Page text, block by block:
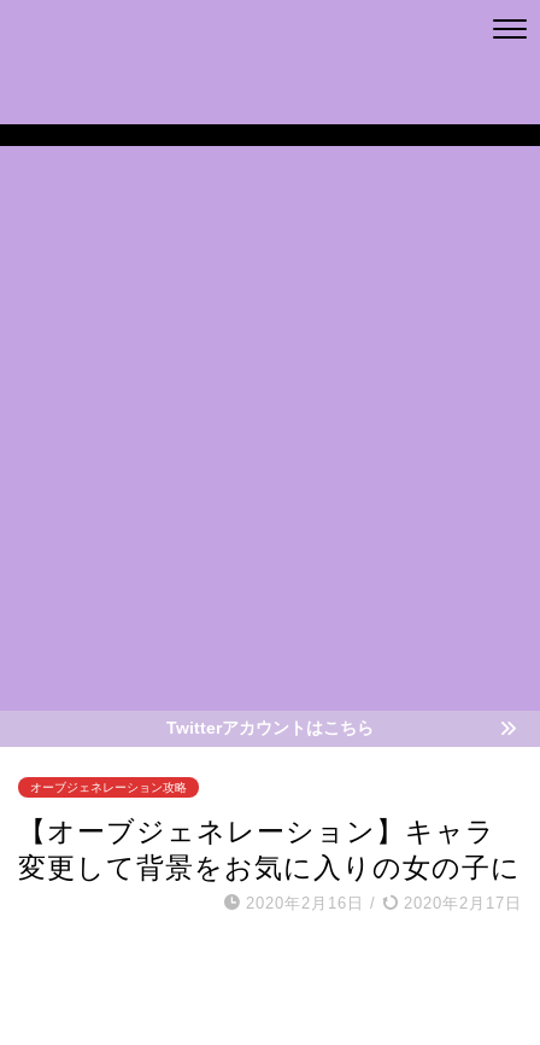
Twitterアカウントはこちら
オーブジェネレーション攻略
【オーブジェネレーション】キャラ
変更して背景をお気に入りの女の子に
2020年2月16日 / 2020年2月17日